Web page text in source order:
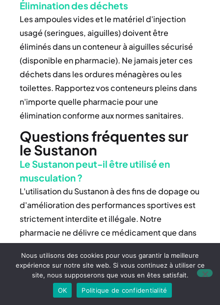
Élimination des déchets
Les ampoules vides et le matériel d'injection
usagé (seringues, aiguilles) doivent être
éliminés dans un conteneur à aiguilles sécurisé
(disponible en pharmacie). Ne jamais jeter ces
déchets dans les ordures ménagères ou les
toilettes. Rapportez vos conteneurs pleins dans
n'importe quelle pharmacie pour une
élimination conforme aux normes sanitaires.
Questions fréquentes sur
le Sustanon
Le Sustanon peut-il être utilisé en
musculation ?
L'utilisation du Sustanon à des fins de dopage ou
d'amélioration des performances sportives est
strictement interdite et illégale. Notre
pharmacie ne délivre ce médicament que dans
un cadre thérapeutique légitime, après
validation médicale rigoureuse. L'usage
détourné expose à des risques sanitaires graves
et à des sanctions pénales.
Nous utilisons des cookies pour vous garantir la meilleure
expérience sur notre site web. Si vous continuez à utiliser ce
site, nous supposerons que vous en êtes satisfait.
OK
Politique de confidentialité